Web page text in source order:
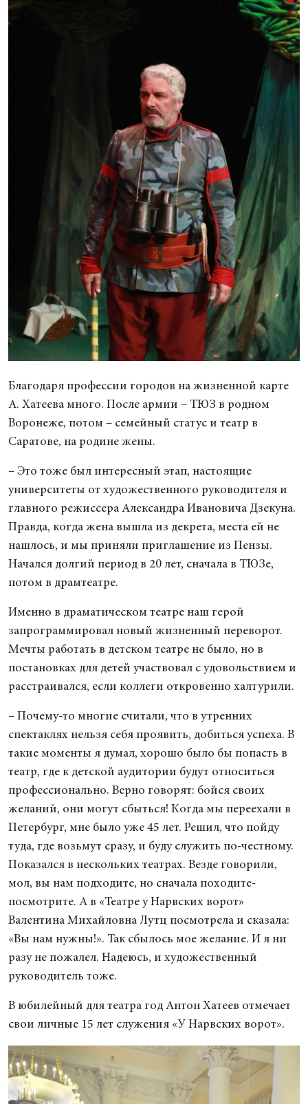
Благодаря профессии городов на жизненной карте
А. Хатеева много. После армии – ТЮЗ в родном
Воронеже, потом – семейный статус и театр в
Саратове, на родине жены.
– Это тоже был интересный этап, настоящие
университеты от художественного руководителя и
главного режиссера Александра Ивановича Дзекуна.
Правда, когда жена вышла из декрета, места ей не
нашлось, и мы приняли приглашение из Пензы.
Начался долгий период в 20 лет, сначала в ТЮЗе,
потом в драмтеатре.
Именно в драматическом театре наш герой
запрограммировал новый жизненный переворот.
Мечты работать в детском театре не было, но в
постановках для детей участвовал с удовольствием и
расстраивался, если коллеги откровенно халтурили.
– Почему-то многие считали, что в утренних
спектаклях нельзя себя проявить, добиться успеха. В
такие моменты я думал, хорошо было бы попасть в
театр, где к детской аудитории будут относиться
профессионально. Верно говорят: бойся своих
желаний, они могут сбыться! Когда мы переехали в
Петербург, мне было уже 45 лет. Решил, что пойду
туда, где возьмут сразу, и буду служить по-честному.
Показался в нескольких театрах. Везде говорили,
мол, вы нам подходите, но сначала походите-
посмотрите. А в «Театре у Нарвских ворот»
Валентина Михайловна Лутц посмотрела и сказала:
«Вы нам нужны!». Так сбылось мое желание. И я ни
разу не пожалел. Надеюсь, и художественный
руководитель тоже.
В юбилейный для театра год Антон Хатеев отмечает
свои личные 15 лет служения «У Нарвских ворот».